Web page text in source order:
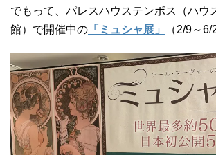
でもって、パレスハウステンボス（ハウ
館）で開催中の 「ミュシャ展」 （2/9～